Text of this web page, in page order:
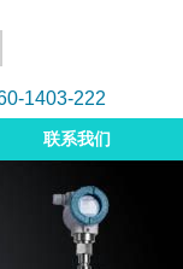
1403-222
联系我们